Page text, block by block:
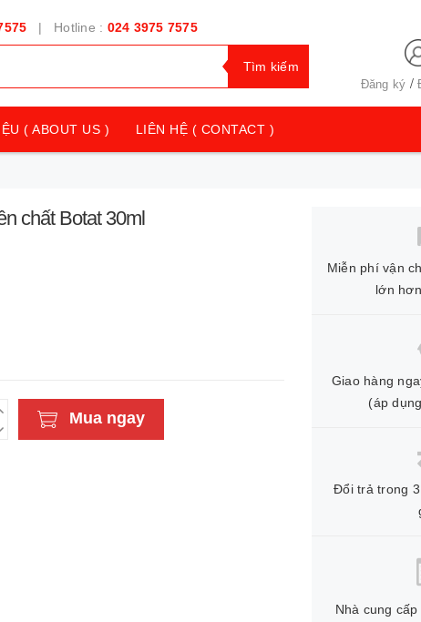
| Hotline : 024 3975 7575
Tìm kiếm
Đăng ký /
( ABOUT US ) LIÊN HỆ ( CONTACT )
chất Botat 30ml
Mua ngay
Miễn phí vận
lớn
Giao hàng
(áp
Đổi trả trong
Nhà cung